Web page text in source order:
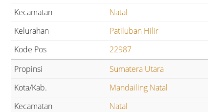
Natal
Patiluban Hilir
22987
Sumatera Utara
Mandailing Natal
Natal